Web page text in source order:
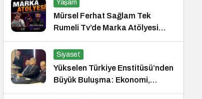
Yaşam
Mürsel Ferhat Sağlam Tek
Rumeli Tv’de Marka Atölyesi
Programına Konuk Oldu
Siyaset
Yükselen Türkiye Enstitüsü’nden
Büyük Buluşma: Ekonomi,
Güvenlik Politikaları ve Hukuk